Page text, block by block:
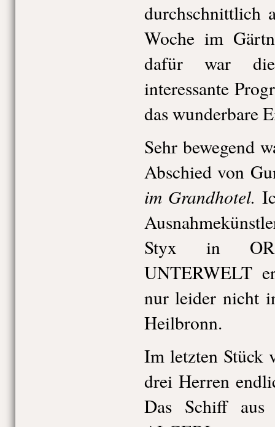
durchschnittlich
Woche im
dafür war
interessante
das wunderbare
Sehr bewegend
Abschied von
im Grandhotel.
Styx in
UNTERWELT
nur leider nicht
Heilbronn.
Im letzten Stück
drei Herren
Das Schiff